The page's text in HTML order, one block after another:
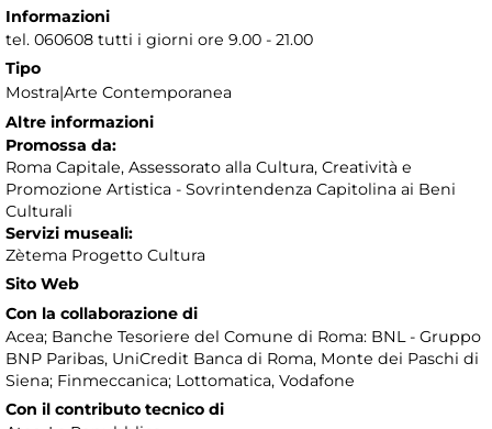
Informazioni
tel. 060608 tutti i giorni ore 9.00 - 21.00
Tipo
Mostra|Arte Contemporanea
Altre informazioni
Promossa da:
Roma Capitale, Assessorato alla Cultura, Creatività e
Promozione Artistica - Sovrintendenza Capitolina ai Beni
Culturali
Servizi museali:
Zètema Progetto Cultura
Sito Web
Con la collaborazione di
Acea; Banche Tesoriere del Comune di Roma: BNL - Gruppo
BNP Paribas, UniCredit Banca di Roma, Monte dei Paschi di
Siena; Finmeccanica; Lottomatica, Vodafone
Con il contributo tecnico di